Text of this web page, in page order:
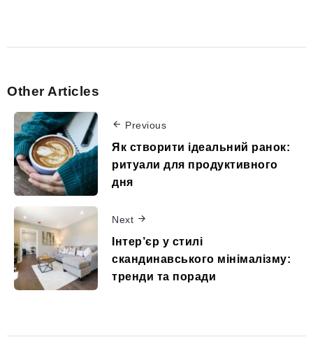
Other Articles
Previous
Як створити ідеальний ранок:
ритуали для продуктивного
дня
Next
Інтер’єр у стилі
скандинавського мінімалізму:
тренди та поради